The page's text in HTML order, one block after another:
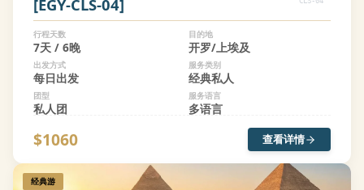
[EGY-CLS-04]
行程天数
7天 / 6晚
目的地
开罗/上埃及
出发方式
每日出发
服务类别
经典私人
团型
私人团
服务语言
多语言
$1060 查看详情
经典游